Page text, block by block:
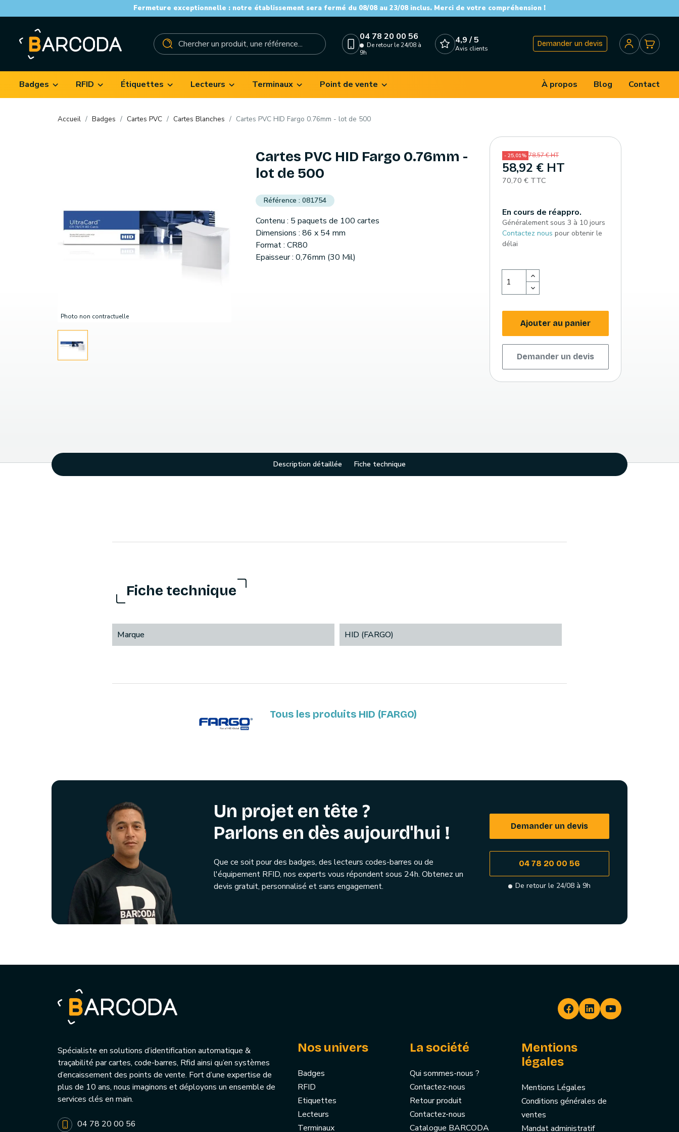
Fermeture exceptionnelle : notre établissement sera fermé du 08/08 au 23/08 inclus. Merci de votre compréhension !
04 78 20 00 56
De retour le 24/08 à
9h
4,9 / 5
Avis clients
Demander un devis
Badges RFID Étiquettes Lecteurs Terminaux Point de vente À propos Blog Contact
Accueil Badges Cartes PVC Cartes Blanches Cartes PVC HID Fargo 0.76mm - lot de 500
Photo non contractuelle
Cartes PVC HID Fargo 0.76mm -
lot de 500
081754
Contenu : 5 paquets de 100 cartes
Dimensions : 86 x 54 mm
Format : CR80
Epaisseur : 0,76mm (30 Mil)
- 25,01% 78,57 € HT
58,92 € HT
70,70 € TTC
En cours de réappro.
Généralement sous 3 à 10 jours
Contactez nous pour obtenir le
délai
Ajouter au panier
Demander un devis
Description détaillée Fiche technique
Fiche technique
Marque HID (FARGO)
Tous les produits HID (FARGO)
Un projet en tête ?
Parlons en dès aujourd'hui !
Que ce soit pour des badges, des lecteurs codes-barres ou de
l'équipement RFID, nos experts vous répondent sous 24h. Obtenez un
devis gratuit, personnalisé et sans engagement.
Demander un devis
04 78 20 00 56
De retour le 24/08 à 9h
Spécialiste en solutions d’identification automatique &
traçabilité par cartes, code-barres, Rfid ainsi qu’en systèmes
d’encaissement des points de vente. Fort d’une expertise de
plus de 10 ans, nous imaginons et déployons un ensemble de
services clés en main.
04 78 20 00 56
Nos univers
Badges
RFID
Etiquettes
Lecteurs
Terminaux
La société
Qui sommes-nous ?
Contactez-nous
Retour produit
Contactez-nous
Catalogue BARCODA
Mentions
légales
Mentions Légales
Conditions générales de
ventes
Mandat administratif